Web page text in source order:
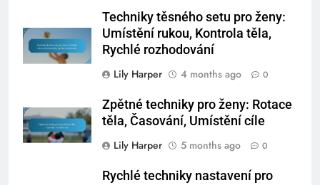
Techniky těsného setu pro ženy:
Umístění rukou, Kontrola těla,
Rychlé rozhodování
Lily Harper
4 months ago 0
Zpětné techniky pro ženy: Rotace
těla, Časování, Umístění cíle
Lily Harper
5 months ago 0
Rychlé techniky nastavení pro